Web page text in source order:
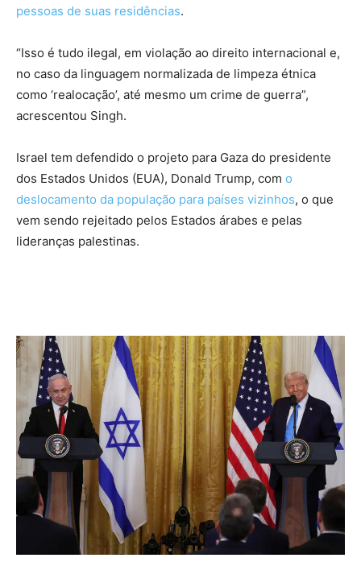
pessoas de suas residências.
“Isso é tudo ilegal, em violação ao direito internacional e,
no caso da linguagem normalizada de limpeza étnica
como ‘realocação’, até mesmo um crime de guerra”,
acrescentou Singh.
Israel tem defendido o projeto para Gaza do presidente
dos Estados Unidos (EUA), Donald Trump, com o
deslocamento da população para países vizinhos, o que
vem sendo rejeitado pelos Estados árabes e pelas
lideranças palestinas.